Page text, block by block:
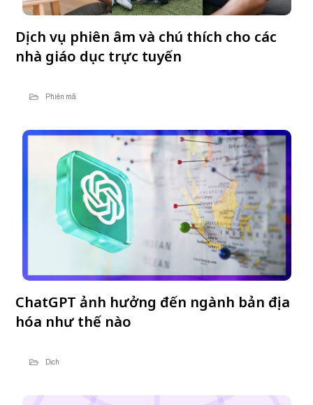
Dịch vụ phiên âm và chú thích cho các
nhà giáo dục trực tuyến
Phiên mã
ChatGPT ảnh hưởng đến ngành bản địa
hóa như thế nào
Dịch